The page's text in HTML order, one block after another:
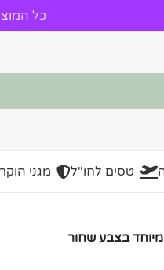
כל
טסים לחו"ל מגני